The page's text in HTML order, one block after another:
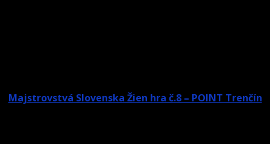
Majstrovstvá Slovenska Žien hra č.8 – POINT Trenčín